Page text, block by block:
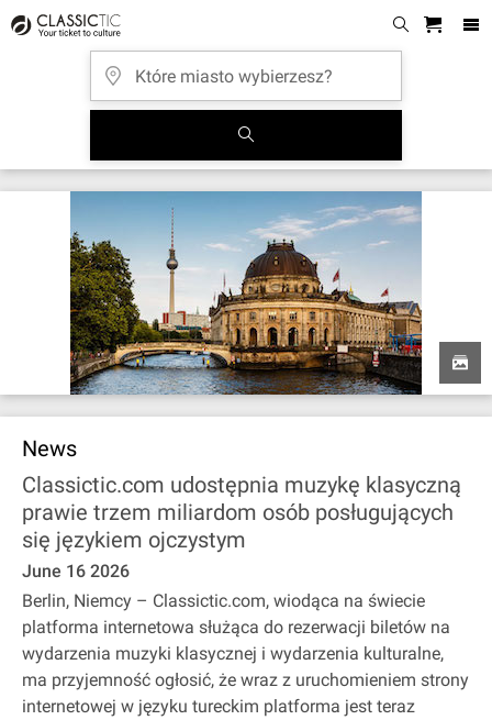
News
Classictic.com udostępnia muzykę klasyczną
prawie trzem miliardom osób posługujących
się językiem ojczystym
June 16 2026
Berlin, Niemcy – Classictic.com, wiodąca na świecie
platforma internetowa służąca do rezerwacji biletów na
wydarzenia muzyki klasycznej i wydarzenia kulturalne,
ma przyjemność ogłosić, że wraz z uruchomieniem strony
internetowej w języku tureckim platforma jest teraz